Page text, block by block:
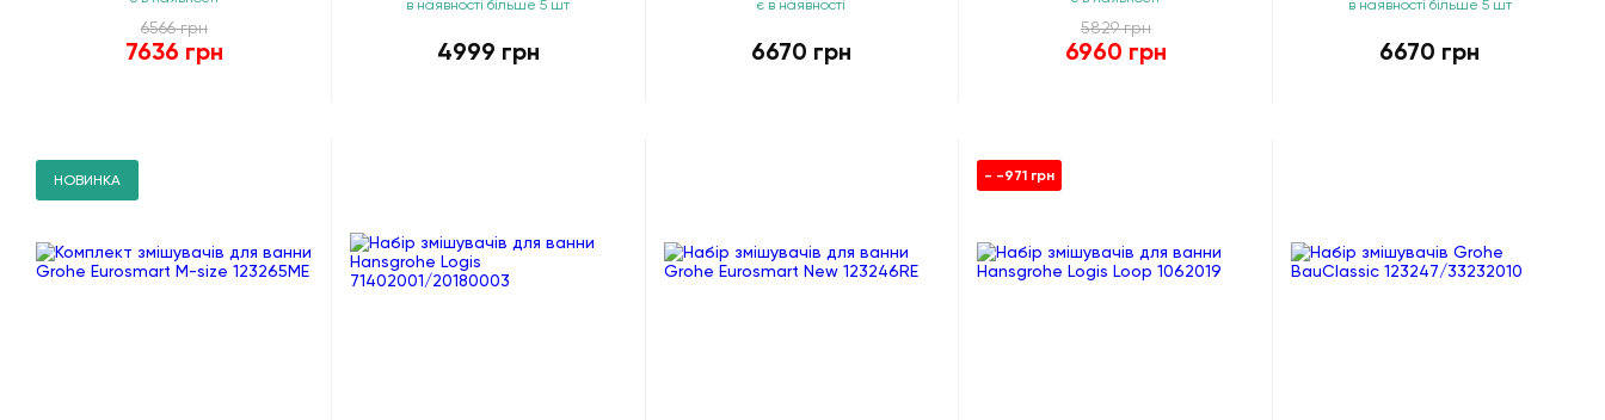
6566 грн
7636 грн
в наявності більше 5 шт
4999 грн
типи струменя
є в наявності
6670 грн
5829 грн
6960 грн
в наявності більше 5 шт
6670 грн
НОВИНКА - -971 грн